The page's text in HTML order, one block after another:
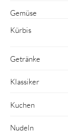
Gemüse
Kürbis
Getränke
Klassiker
Kuchen
Nudeln